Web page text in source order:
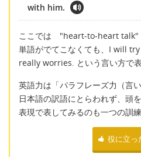
with him.
ここでは "heart-to-heart talk"
単語がでてこなくても、I will
really worries. という言い方で
英語力は「パラフレーズ力（言
日本語の訳語にとらわれず、頭
表現で表してみるのも一つの訓
役に立っ